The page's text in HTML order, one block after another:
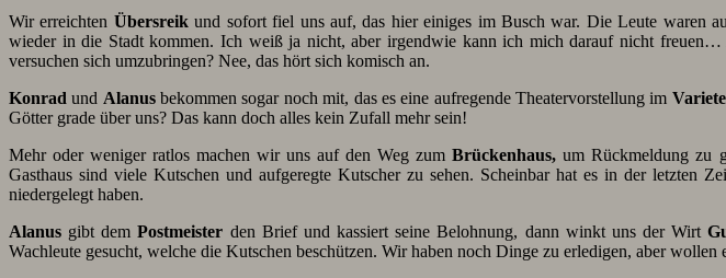
Wir erreichten Übersreikund sofort fiel uns auf, das hier einiges im Busch war. Die Leute waren
wieder in die Stadt kommen. Ich weiß ja nicht, aber irgendwie kann ich mich darauf nicht
versuchen sich umzubringen? Nee, das hört sich komisch an.
Konrad und Alanusbekommen sogar noch mit, das es eine aufregende Theatervorstellung im Variete
Götter grade über uns? Das kann doch alles kein Zufall mehr sein!
Mehr oder weniger ratlos machen wir uns auf den Weg zumBrückenhaus, um Rückmeldung zu
Gasthaus sind viele Kutschen und aufgeregte Kutscher zu sehen. Scheinbar hat es in der letzten
niedergelegt haben.
Alanus gibt demPostmeister den Brief und kassiert seine Belohnung, dann winkt uns der Wirt
Wachleute gesucht, welche die Kutschen beschützen. Wir haben noch Dinge zu erledigen, aber wollen